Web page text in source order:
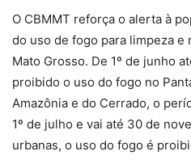
O CBMMT reforça o alerta à
do uso de fogo para limpeza e
Mato Grosso. De 1º de junho
proibido o uso do fogo no
Amazônia e do Cerrado, o
1º de julho e vai até 30 de
urbanas, o uso do fogo é